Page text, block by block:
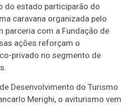
do estado participarão do
caravana organizada pelo
parceria com a Fundação de
ações reforçam o
privado no segmento de
Desenvolvimento do Turismo
Merighi, o aviturismo vem